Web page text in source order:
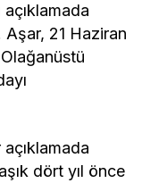
21 Haziran
dört yıl önce